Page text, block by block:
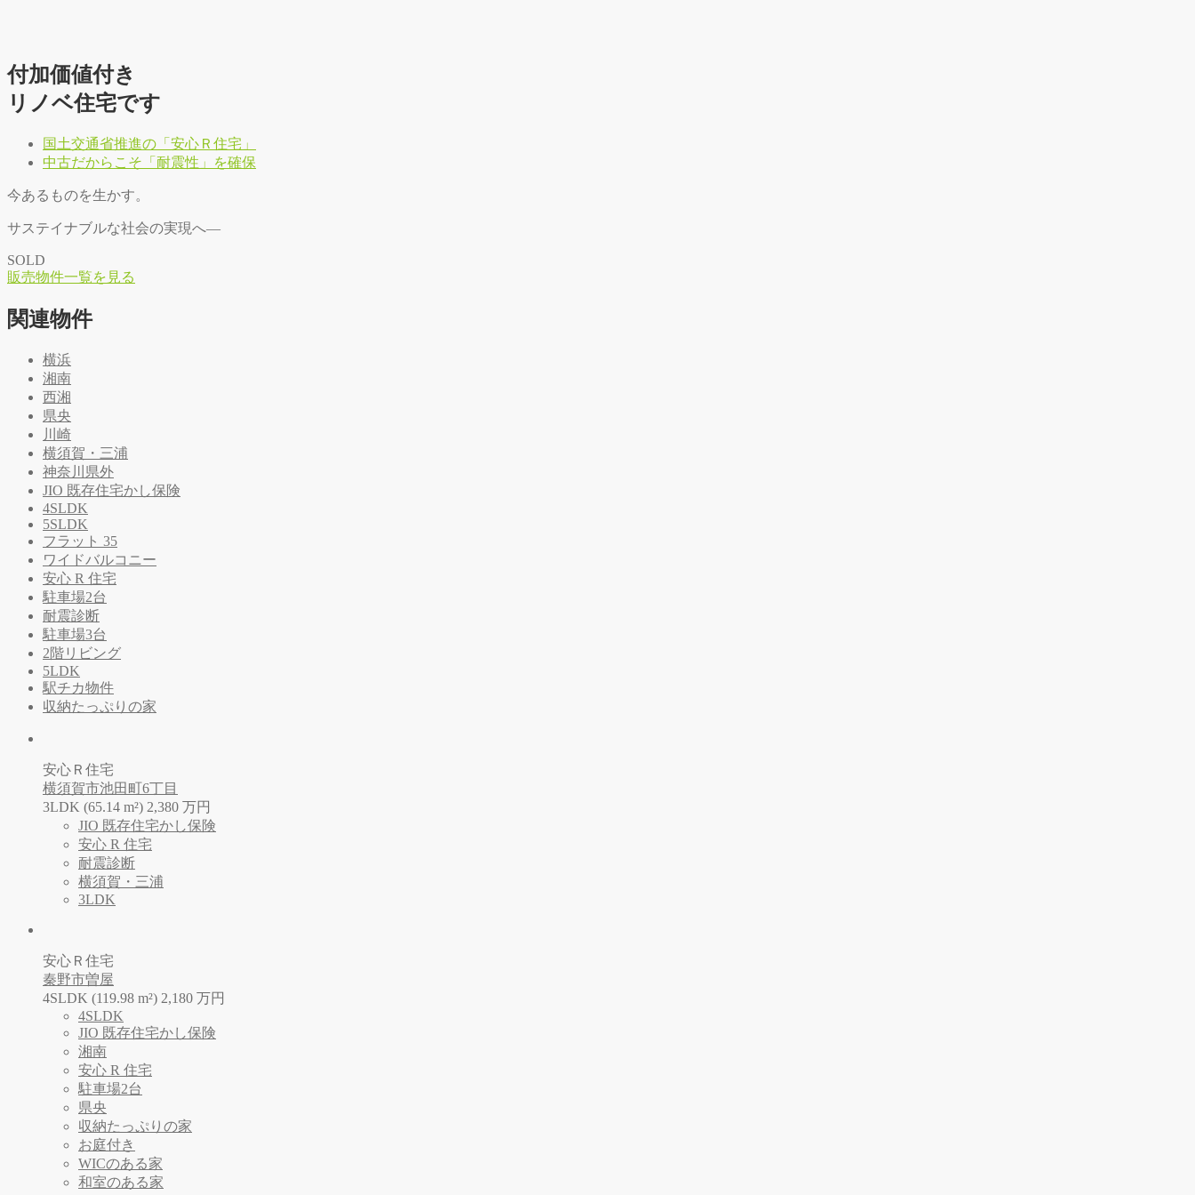
付加価値付き
リノベ住宅です
国土交通省推進の「安心Ｒ住宅」
中古だからこそ「耐震性」を確保
今あるものを生かす。
サステイナブルな社会の実現へ―
SOLD
販売物件一覧を 見る
関連物件
横浜
湘南
西湘
県央
川崎
横須賀・三浦
神奈川県外
JIO 既存住宅かし保険
4SLDK
5SLDK
フラット 35
ワイドバルコニー
安心 R 住宅
駐車場2台
耐震診断
駐車場3台
2階リビング
5LDK
駅チカ物件
収納たっぷりの家
安心Ｒ住宅
横須賀市池田町6丁目
3LDK (65.14 m²) 2,380 万円
JIO 既存住宅かし保険
安心 R 住宅
耐震診断
横須賀・三浦
3LDK
安心Ｒ住宅
秦野市曽屋
4SLDK (119.98 m²) 2,180 万円
4SLDK
JIO 既存住宅かし保険
湘南
安心 R 住宅
駐車場2台
県央
収納たっぷりの家
お庭付き
WICのある家
和室のある家